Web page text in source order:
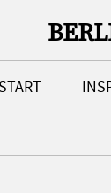
START